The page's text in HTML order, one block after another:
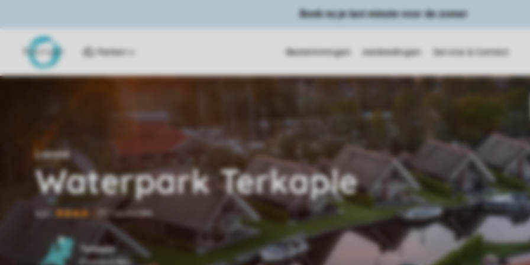
Boek nu je last minute voor de zomer
Parken Bestemmingen Aanbiedingen Service & Contact